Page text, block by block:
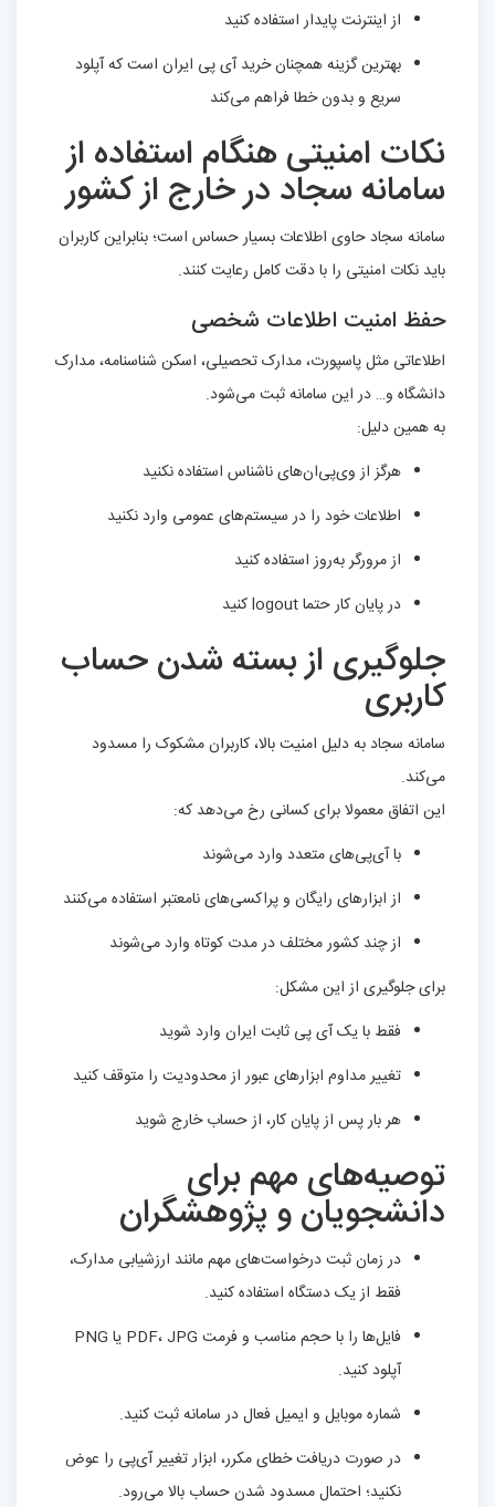
از اینترنت پایدار استفاده کنید
بهترین گزینه همچنان خرید آی پی ایران است که آپلود
سریع و بدون خطا فراهم می‌کند
نکات امنیتی هنگام استفاده از
سامانه سجاد در خارج از کشور
سامانه سجاد حاوی اطلاعات بسیار حساس است؛ بنابراین کاربران
باید نکات امنیتی را با دقت کامل رعایت کنند.
حفظ امنیت اطلاعات شخصی
اطلاعاتی مثل پاسپورت، مدارک تحصیلی، اسکن شناسنامه، مدارک
دانشگاه و… در این سامانه ثبت می‌شود.
به همین دلیل:
هرگز از وی‌پی‌ان‌های ناشناس استفاده نکنید
اطلاعات خود را در سیستم‌های عمومی وارد نکنید
از مرورگر به‌روز استفاده کنید
در پایان کار حتما logout کنید
جلوگیری از بسته شدن حساب
کاربری
سامانه سجاد به دلیل امنیت بالا، کاربران مشکوک را مسدود
می‌کند.
این اتفاق معمولا برای کسانی رخ می‌دهد که:
با آی‌پی‌های متعدد وارد می‌شوند
از ابزارهای رایگان و پراکسی‌های نامعتبر استفاده می‌کنند
از چند کشور مختلف در مدت کوتاه وارد می‌شوند
برای جلوگیری از این مشکل:
فقط با یک آی پی ثابت ایران وارد شوید
تغییر مداوم ابزارهای عبور از محدودیت را متوقف کنید
هر بار پس از پایان کار، از حساب خارج شوید
توصیه‌های مهم برای
دانشجویان و پژوهشگران
در زمان ثبت درخواست‌های مهم مانند ارزشیابی مدارک،
فقط از یک دستگاه استفاده کنید.
فایل‌ها را با حجم مناسب و فرمت PDF، JPG یا PNG
آپلود کنید.
شماره موبایل و ایمیل فعال در سامانه ثبت کنید.
در صورت دریافت خطای مکرر، ابزار تغییر آی‌پی را عوض
نکنید؛ احتمال مسدود شدن حساب بالا می‌رود.